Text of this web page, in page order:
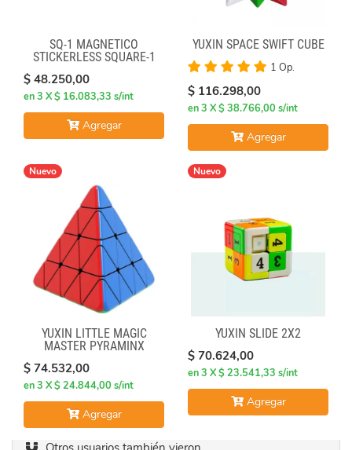
SQ-1 MAGNÉTICO
STICKERLESS SQUARE-1
$ 48.250,00
en 3 X $ 16.083,33 s/int
Agregar
YUXIN SPACE SWIFT CUBE
1 Op.
$ 116.298,00
en 3 X $ 38.766,00 s/int
Agregar
Nuevo
YUXIN LITTLE MAGIC
MASTER PYRAMINX
$ 74.532,00
en 3 X $ 24.844,00 s/int
Agregar
Nuevo
YUXIN SLIDE 2X2
$ 70.624,00
en 3 X $ 23.541,33 s/int
Agregar